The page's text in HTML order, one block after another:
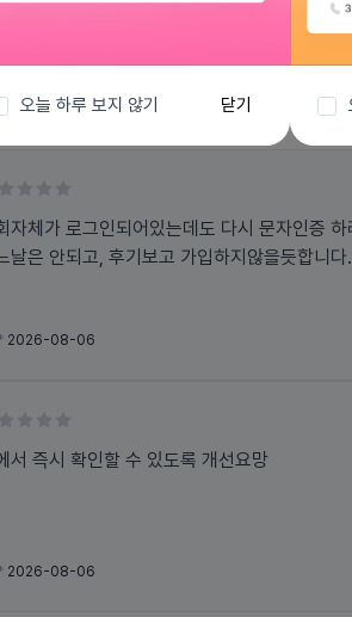
자체가 로그인되어있는데도 다시 문자인증
날은 안되고, 후기보고 가입하지않을듯합니
2026-08-06
서 즉시 확인할 수 있도록 개선요망
2026-08-06
오늘 하루 보지 않기 닫기